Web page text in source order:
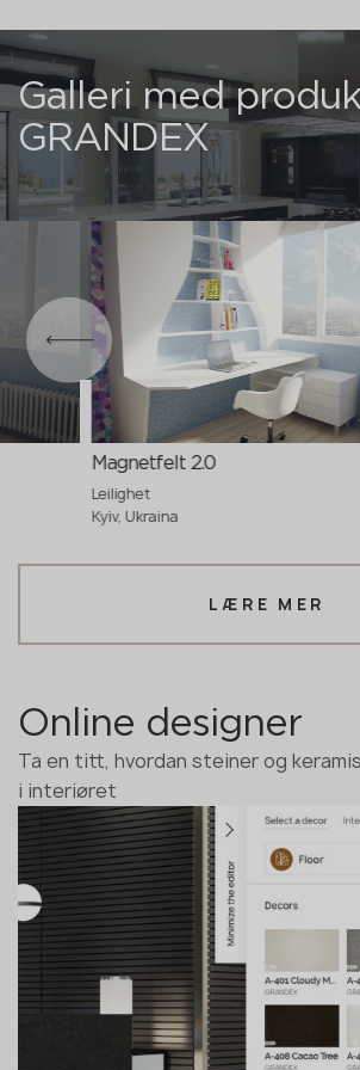
Galleri med
GRANDEX
Magnetfelt 2.0
Leilighet
Kyiv, Ukraina
LÆRE MER
Online designer
Ta en titt, hvordan steiner og
i interiøret